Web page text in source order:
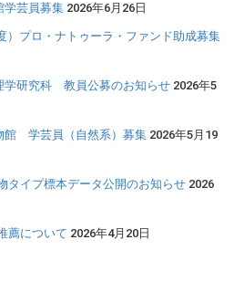
学芸員募集 2026年6月26日
）プロ・ナトゥーラ・ファンド助成募集
学研究科 教員公募のお知らせ 2026年5
館 学芸員（自然系）募集 2026年5月19
タイプ標本データ公開のお知らせ 2026
薦について 2026年4月20日